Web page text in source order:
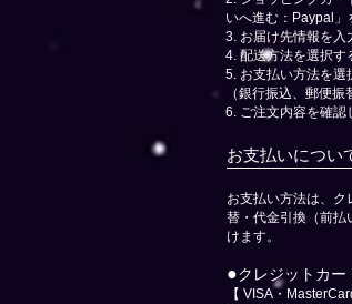
いへ進む：Paypal」
3. お届け先情報を入
4. 配送方法を選択す
5. お支払い方法を選
（銀行振込、郵便振
6. ご注文内容を確認
お支払いについ
お支払い方法は、
替・代金引換（前払
けます。
●クレジットカー
【 VISA・